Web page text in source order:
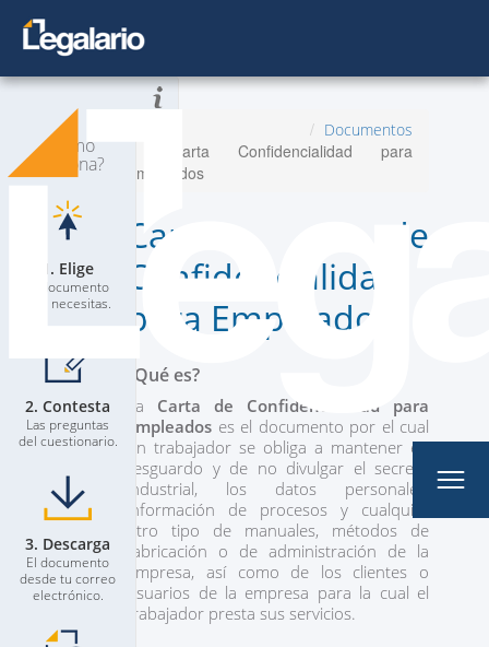
Todos los Documentos
Planes Nuevo
Contacta a un Abogado
Mi Perfil
¿Cómo
funciona?
1. Elige
El documento
que necesitas.
2. Contesta
Las preguntas
del cuestionario.
3. Descarga
El documento
desde tu correo
electrónico.
Documentos
Carta Confidencialidad para
Empleados
Carta de
Confidencialidad
para Empleados
¿Qué es?
La Carta de Confidencialidad para
Empleados es el documento por el cual
un trabajador se obliga a mantener en
resguardo y de no divulgar el secreto
industrial, los datos personales,
información de procesos y cualquier
otro tipo de manuales, métodos de
fabricación o de administración de la
empresa, así como de los clientes o
usuarios de la empresa para la cual el
trabajador presta sus servicios.